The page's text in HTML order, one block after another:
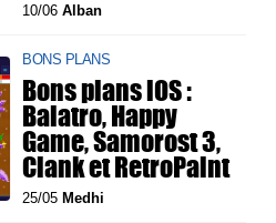
10/06Alban
BONS PLANS
Bons plans iOS :
Balatro, Happy
Game, Samorost 3,
Clank et RetroPaint
25/05 Medhi